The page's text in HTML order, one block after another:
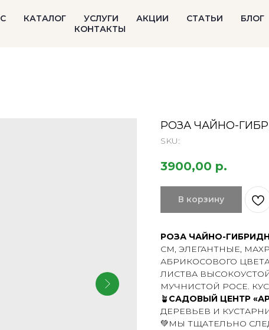
КАТАЛОГ УСЛУГИ АКЦИИ СТАТЬИ
БЛОГ
КОНТАКТЫ
РОЗА ЧАЙНО-
SKU:
3900,00 р.
В корзину
РОЗА ЧАЙНО-
СМ, ЭЛЕГАНТНЫЕ,
АБРИКОСОВОГО
ЛИСТВА
МУЧНИСТОЙ РОСЕ.
🪴 САДОВЫЙ ЦЕНТР
ДЕРЕВЬЕВ И
💚МЫ ТЩАТЕЛЬНО